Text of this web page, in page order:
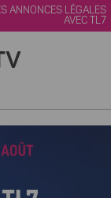
ANNONCES LÉGALES
AVEC TL7